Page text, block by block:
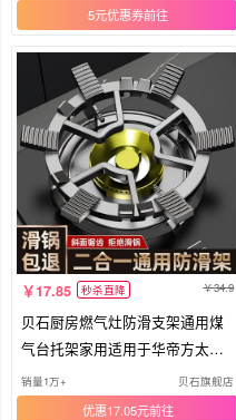
5元优惠券
17.85 秒杀直降 34.9
贝石厨房燃气灶防滑支架通用煤
气台托架家用适用于华帝方太老
板等
销量1万+ 贝石旗舰店
优惠17.05元